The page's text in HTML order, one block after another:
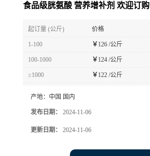
食品级胱氨酸 营养增补剂 欢迎订购
起订量 (公斤) 价格
1-100 ￥ 126 /公斤
100-1000 ￥ 124 /公斤
≥1000 ￥ 122 /公斤
产地： 中国 国内
发布日期： 2024-11-06
更新日期： 2024-11-06